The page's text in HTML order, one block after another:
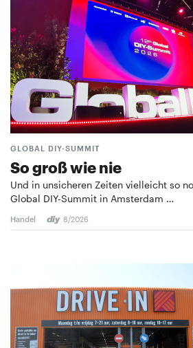
GLOBAL DIY-SUMMIT
So groß wie nie
Und in unsicheren Zeiten vielleicht so
Global DIY-Summit in Amsterdam …
Handel 8/2026